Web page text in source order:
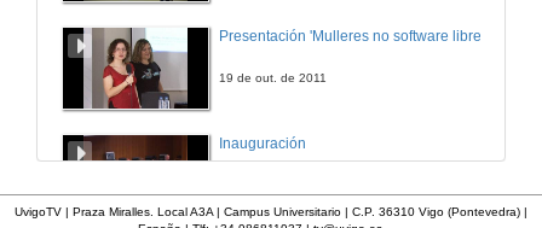
Presentación 'Mulleres no software libre'
19 de out. de 2011
Inauguración
UvigoTV | Praza Miralles. Local A3A | Campus Universitario | C.P. 36310 Vigo (Pontevedra) |